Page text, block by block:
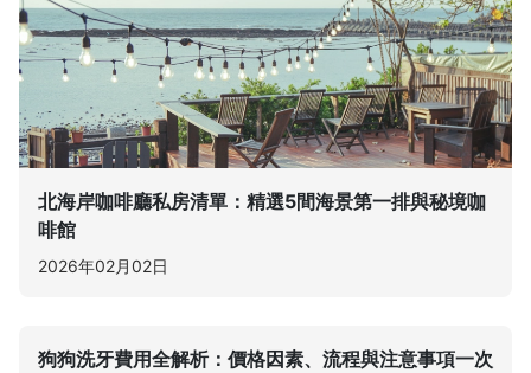
北海岸咖啡廳私房清單：精選5間海景第一排與秘境咖
啡館
2026年02月02日
狗狗洗牙費用全解析：價格因素、流程與注意事項一次